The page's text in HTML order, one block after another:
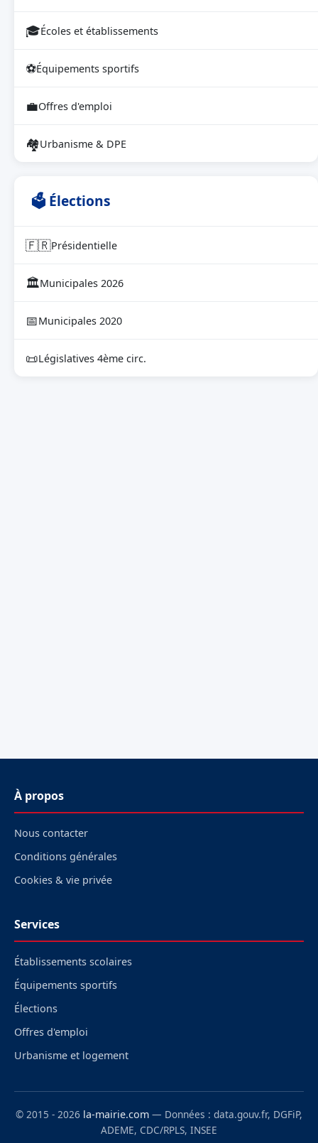
🎓Écoles et établissements
⚽Équipements sportifs
💼Offres d'emploi
🏘Urbanisme & DPE
🗳 Élections
🇫🇷Présidentielle
🏛Municipales 2026
📅Municipales 2020
📜Législatives 4ème circ.
À propos
Nous contacter
Conditions générales
Cookies & vie privée
Services
Établissements scolaires
Équipements sportifs
Élections
Offres d'emploi
Urbanisme et logement
© 2015 - 2026 la-mairie.com — Données : data.gouv.fr, DGFiP,
ADEME, CDC/RPLS, INSEE